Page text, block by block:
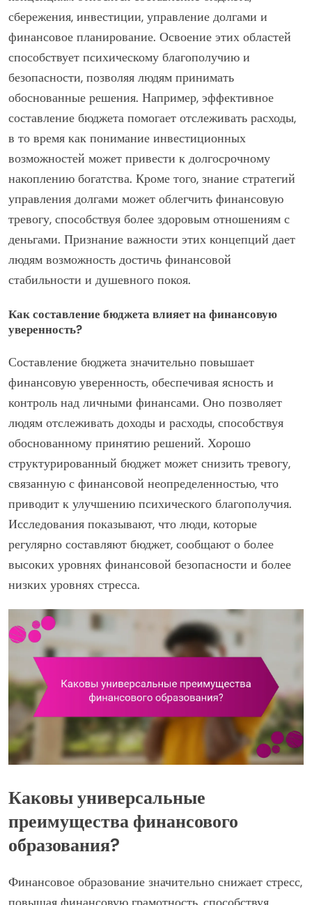
сбережения, инвестиции, управление долгами и
финансовое планирование. Освоение этих областей
способствует психическому благополучию и
безопасности, позволяя людям принимать
обоснованные решения. Например, эффективное
составление бюджета помогает отслеживать расходы,
в то время как понимание инвестиционных
возможностей может привести к долгосрочному
накоплению богатства. Кроме того, знание стратегий
управления долгами может облегчить финансовую
тревогу, способствуя более здоровым отношениям с
деньгами. Признание важности этих концепций дает
людям возможность достичь финансовой
стабильности и душевного покоя.
Как составление бюджета влияет на финансовую
уверенность?
Составление бюджета значительно повышает
финансовую уверенность, обеспечивая ясность и
контроль над личными финансами. Оно позволяет
людям отслеживать доходы и расходы, способствуя
обоснованному принятию решений. Хорошо
структурированный бюджет может снизить тревогу,
связанную с финансовой неопределенностью, что
приводит к улучшению психического благополучия.
Исследования показывают, что люди, которые
регулярно составляют бюджет, сообщают о более
высоких уровнях финансовой безопасности и более
низких уровнях стресса.
Каковы универсальные
преимущества финансового
образования?
Финансовое образование значительно снижает стресс,